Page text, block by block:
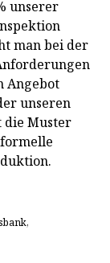
unserer
man bei der
Angebot
unseren
die Muster